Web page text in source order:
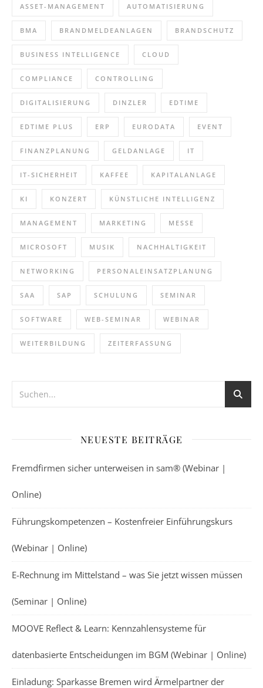
ASSET-MANAGEMENT AUTOMATISIERUNG
BMA BRANDMELDEANLAGEN BRANDSCHUTZ
BUSINESS INTELLIGENCE CLOUD
COMPLIANCE CONTROLLING
DIGITALISIERUNG DINZLER EDTIME
EDTIME PLUS ERP EURODATA EVENT
FINANZPLANUNG GELDANLAGE IT
IT-SICHERHEIT KAFFEE KAPITALANLAGE
KI KONZERT KÜNSTLICHE INTELLIGENZ
MANAGEMENT MARKETING MESSE
MICROSOFT MUSIK NACHHALTIGKEIT
NETWORKING PERSONALEINSATZPLANUNG
SAA SAP SCHULUNG SEMINAR
SOFTWARE WEB-SEMINAR WEBINAR
WEITERBILDUNG ZEITERFASSUNG
NEUESTE BEITRÄGE
Fremdfirmen sicher unterweisen in sam® (Webinar |
Online)
Führungskompetenzen – Kostenfreier Einführungskurs
(Webinar | Online)
E-Rechnung im Mittelstand – was Sie jetzt wissen müssen
(Seminar | Online)
MOOVE Reflect & Learn: Kennzahlensysteme für
datenbasierte Entscheidungen im BGM (Webinar | Online)
Einladung: Sparkasse Bremen wird Ärmelpartner der